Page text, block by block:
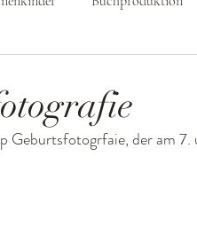
Awards Coaching
Geburtsfotogrfaie, der am